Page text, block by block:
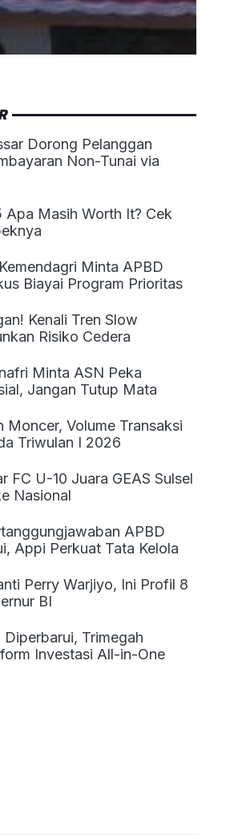
Dorong Pelanggan
Non-Tunai via
Apa Masih Worth It? Cek
Minta APBD
Biayai Program Prioritas
Kenali Tren Slow
Risiko Cedera
Minta ASN Peka
Jangan Tutup Mata
Moncer, Volume Transaksi
Triwulan I 2026
FC U-10 Juara GEAS Sulsel
Nasional
APBD
Appi Perkuat Tata Kelola
Perry Warjiyo, Ini Profil 8
BI
Diperbarui, Trimegah
Investasi All-in-One